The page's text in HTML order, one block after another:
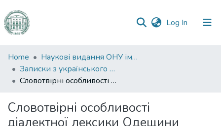
Log In (current)
Communities
&
Collections
Home
Наукові видання ОНУ імені І. І. Мечникова
Записки з українського мовознавства
Словотвірні особливості діалектної лексики Одещини
Словотвірні особливості
діалектної лексики Одещини